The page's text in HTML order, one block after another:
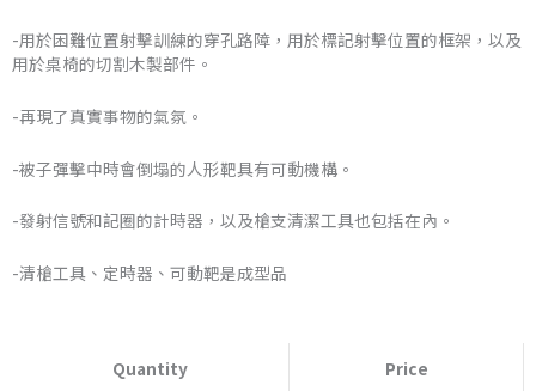
NT$998
-用於困難位置射擊訓練的穿孔路障，用於標記射擊位置的框架，以及
用於桌椅的切割木製部件。
-再現了真實事物的氣氛。
-被子彈擊中時會倒塌的人形靶具有可動機構。
-發射信號和記圈的計時器，以及槍支清潔工具也包括在內。
-清槍工具、定時器、可動靶是成型品
Quantity Price